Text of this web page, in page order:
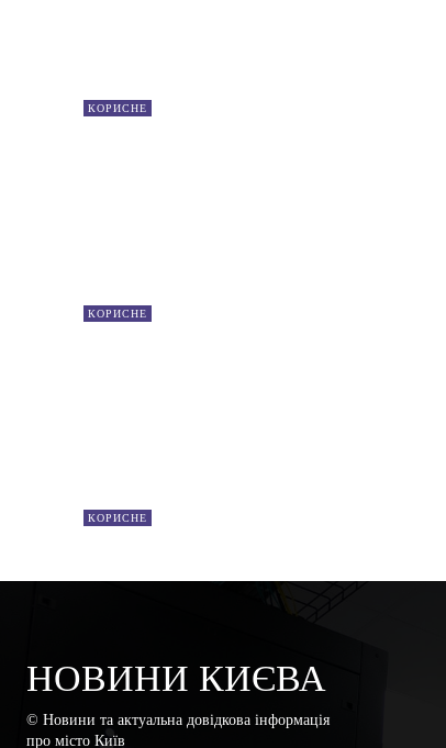
КОРИСНЕ
КОРИСНЕ
КОРИСНЕ
НОВИНИ КИЄВА
© Новини та актуальна довідкова інформація
про місто Київ